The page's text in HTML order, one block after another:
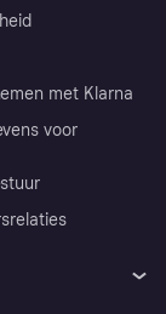
met Klarna
voor